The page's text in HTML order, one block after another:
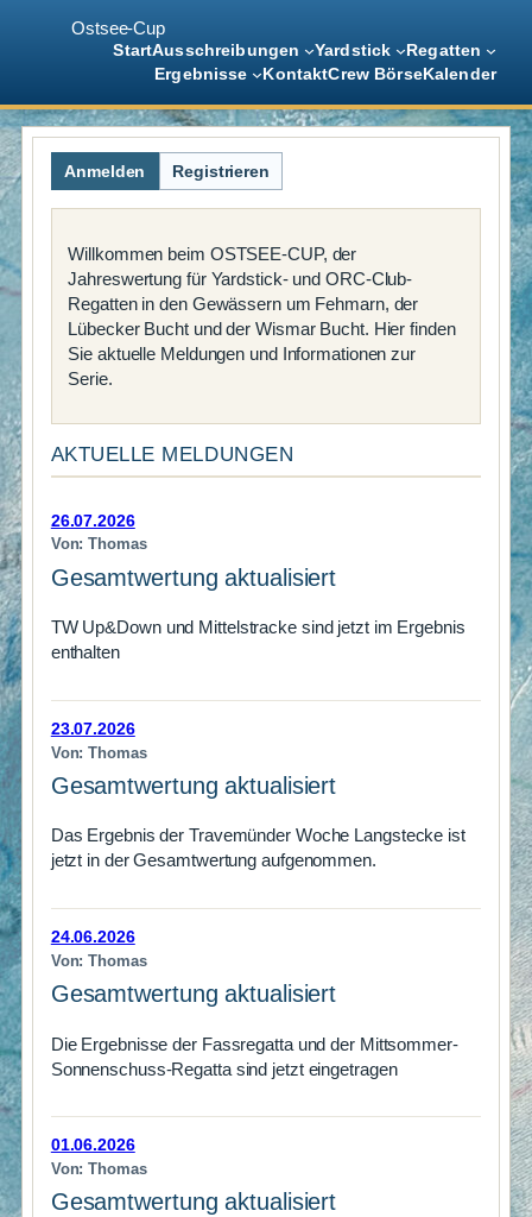
Zum
Inhalt
springen
Ostsee-Cup
StartAusschreibungen Yardstick
Regatten
Ergebnisse
KontaktCrew BörseKalender
Anmelden Registrieren
Willkommen beim OSTSEE-CUP, der
Jahreswertung für Yardstick- und ORC-Club-
Regatten in den Gewässern um Fehmarn, der
Lübecker Bucht und der Wismar Bucht. Hier finden
Sie aktuelle Meldungen und Informationen zur
Serie.
AKTUELLE MELDUNGEN
26.07.2026
Von: Thomas
Gesamtwertung aktualisiert
TW Up&Down und Mittelstracke sind jetzt im Ergebnis
enthalten
23.07.2026
Von: Thomas
Gesamtwertung aktualisiert
Das Ergebnis der Travemünder Woche Langstecke ist
jetzt in der Gesamtwertung aufgenommen.
24.06.2026
Von: Thomas
Gesamtwertung aktualisiert
Die Ergebnisse der Fassregatta und der Mittsommer-
Sonnenschuss-Regatta sind jetzt eingetragen
01.06.2026
Von: Thomas
Gesamtwertung aktualisiert